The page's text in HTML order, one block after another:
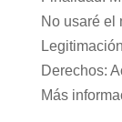
No usaré el
Derechos:
Más